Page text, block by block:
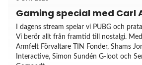
Gaming special med Carl
I dagens stream spelar vi PUBG och
Vi berör allt från framtid till nostalgi.
Armfelt Förvaltare TIN Fonder, Shams
Interactive, Simon Sundén G-loot och